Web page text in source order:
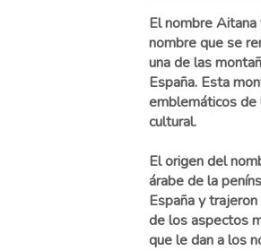
El nombre
nombre que se
una de las
España. Esta
emblemáticos de
cultural.
El origen del
árabe de la
España y
de los aspectos
que le dan a los